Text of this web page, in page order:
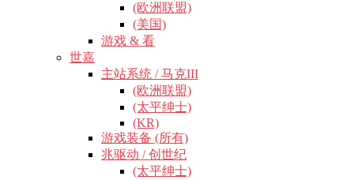
(欧洲联盟)
(美国)
游戏 & 看
世嘉
主站系统 / 马克III
(欧洲联盟)
(太平绅士)
(KR)
游戏装备 (所有)
兆驱动 / 创世纪
(太平绅士)